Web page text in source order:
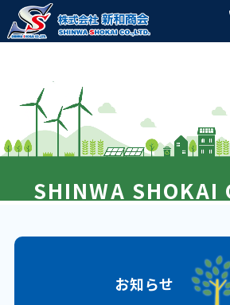
SHINWA SHOKAI
お知らせ